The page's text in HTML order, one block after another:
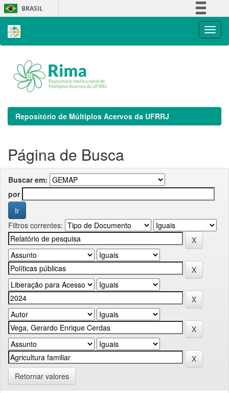
Skip
navigation
BRASIL
Repositório de Múltiplos Acervos da UFRRJ
Página de Busca
Buscar em:
por
Filtros correntes:
Retornar valores